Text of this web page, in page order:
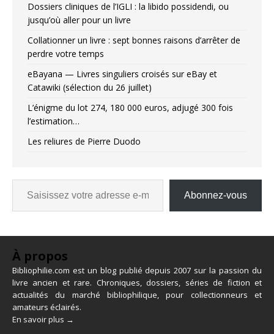
Dossiers cliniques de l’IGLI : la libido possidendi, ou
jusqu’où aller pour un livre
Collationner un livre : sept bonnes raisons d’arrêter de
perdre votre temps
eBayana — Livres singuliers croisés sur eBay et
Catawiki (sélection du 26 juillet)
L’énigme du lot 274, 180 000 euros, adjugé 300 fois
l’estimation…
Les reliures de Pierre Duodo
Abonnez-vous
À propos
Bibliophilie.com est un blog publié depuis 2007 sur la passion du
livre ancien et rare. Chroniques, dossiers, séries de fiction et
actualités du marché bibliophilique, pour collectionneurs et
amateurs éclairés.
En savoir plus →